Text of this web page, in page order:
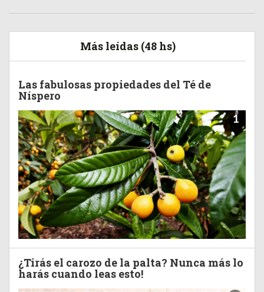
Más leídas (48 hs)
Las fabulosas propiedades del Té de
Níspero
1
¿Tirás el carozo de la palta? Nunca más lo
harás cuando leas esto!